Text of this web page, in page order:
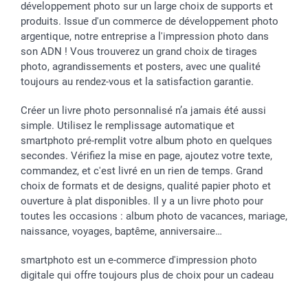
développement photo sur un large choix de supports et
produits. Issue d'un commerce de développement photo
argentique, notre entreprise a l'impression photo dans
son ADN ! Vous trouverez un grand choix de tirages
photo, agrandissements et posters, avec une qualité
toujours au rendez-vous et la satisfaction garantie.
Créer un livre photo personnalisé n’a jamais été aussi
simple. Utilisez le remplissage automatique et
smartphoto pré-remplit votre album photo en quelques
secondes. Vérifiez la mise en page, ajoutez votre texte,
commandez, et c'est livré en un rien de temps. Grand
choix de formats et de designs, qualité papier photo et
ouverture à plat disponibles. Il y a un livre photo pour
toutes les occasions : album photo de vacances, mariage,
naissance, voyages, baptême, anniversaire…
smartphoto est un e-commerce d'impression photo
digitale qui offre toujours plus de choix pour un cadeau